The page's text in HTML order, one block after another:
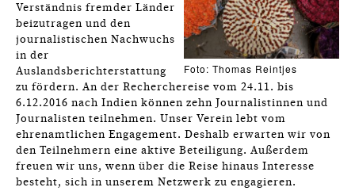
Foto: Thomas Reintjes
Verständnis fremder Länder
beizutragen und den
journalistischen Nachwuchs
in der
Auslandsberichterstattung
zu fördern. An der Recherchereise vom 24.11. bis
6.12.2016 nach Indien können zehn Journalistinnen und
Journalisten teilnehmen. Unser Verein lebt vom
ehrenamtlichen Engagement. Deshalb erwarten wir von
den Teilnehmern eine aktive Beteiligung. Außerdem
freuen wir uns, wenn über die Reise hinaus Interesse
besteht, sich in unserem Netzwerk zu engagieren.